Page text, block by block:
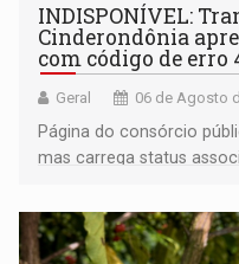
INDISPONÍVEL:
Cinderondônia
com código de erro
Geral 06 de Agosto
Página do consórcio
mas carrega status